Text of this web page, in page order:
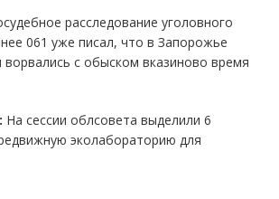
расследование уголовного
061 уже писал, что в Запорожье
ворвались с обыском вказиново время
На сессии облсовета выделили 6
эколабораторию для